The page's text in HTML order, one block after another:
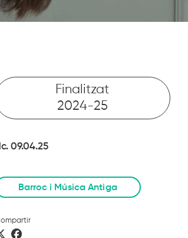
Finalitzat
2024-25
09.04.25
Barroc i Música Antiga